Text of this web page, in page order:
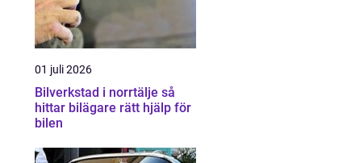
01 juli 2026
Bilverkstad i norrtälje så
hittar bilägare rätt hjälp för
bilen